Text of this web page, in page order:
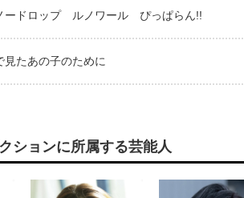
ードロップ ルノワール ぴっぱらん!!
見たあの子のために
ションに所属する芸能人